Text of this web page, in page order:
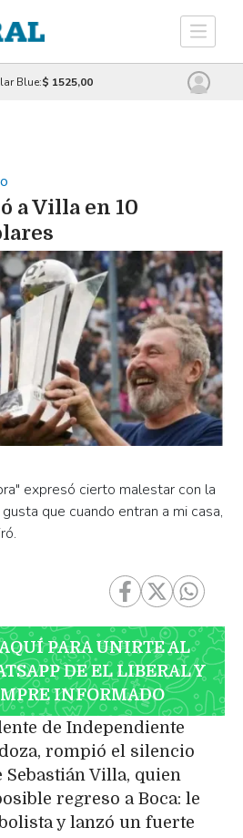
Blue:$ 1525,00
a Villa en 10
expresó cierto malestar con la
que cuando entran a mi casa,
PARA UNIRTE AL
DE EL LIBERAL Y
INFORMADO
de Independiente
rompió el silencio
Sebastián Villa, quien
regreso a Boca: le
y lanzó un fuerte